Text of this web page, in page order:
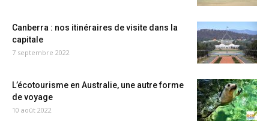
Canberra : nos itinéraires de visite dans la
capitale
7 septembre 2022
L’écotourisme en Australie, une autre forme
de voyage
10 août 2022